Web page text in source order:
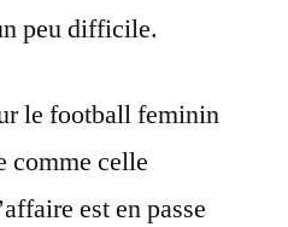
peu difficile.
le football feminin
comme celle
est en passe